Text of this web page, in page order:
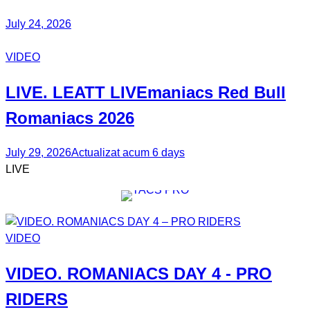
July 24, 2026
VIDEO
LIVE. LEATT LIVEmaniacs Red Bull
Romaniacs 2026
July 29, 2026Actualizat acum 6 days
LIVE
VIDEO
VIDEO. ROMANIACS DAY 4- PRO
RIDERS